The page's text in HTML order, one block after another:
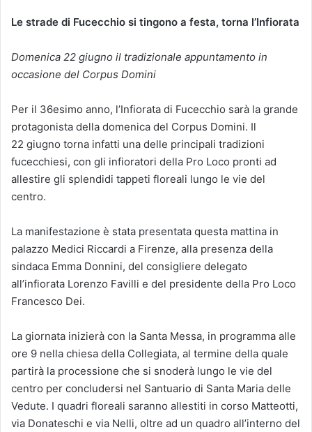
Le strade di Fucecchio si tingono a festa, torna l’Infiorata
Domenica 22 giugno il tradizionale appuntamento in
occasione del Corpus Domini
Per il 36esimo anno, l’Infiorata di Fucecchio sarà la grande
protagonista della domenica del Corpus Domini. Il
22 giugno torna infatti una delle principali tradizioni
fucecchiesi, con gli infioratori della Pro Loco pronti ad
allestire gli splendidi tappeti floreali lungo le vie del
centro.
La manifestazione è stata presentata questa mattina in
palazzo Medici Riccardi a Firenze, alla presenza della
sindaca Emma Donnini, del consigliere delegato
all’infiorata Lorenzo Favilli e del presidente della Pro Loco
Francesco Dei.
La giornata inizierà con la Santa Messa, in programma alle
ore 9 nella chiesa della Collegiata, al termine della quale
partirà la processione che si snoderà lungo le vie del
centro per concludersi nel Santuario di Santa Maria delle
Vedute. I quadri floreali saranno allestiti in corso Matteotti,
via Donateschi e via Nelli, oltre ad un quadro all’interno del